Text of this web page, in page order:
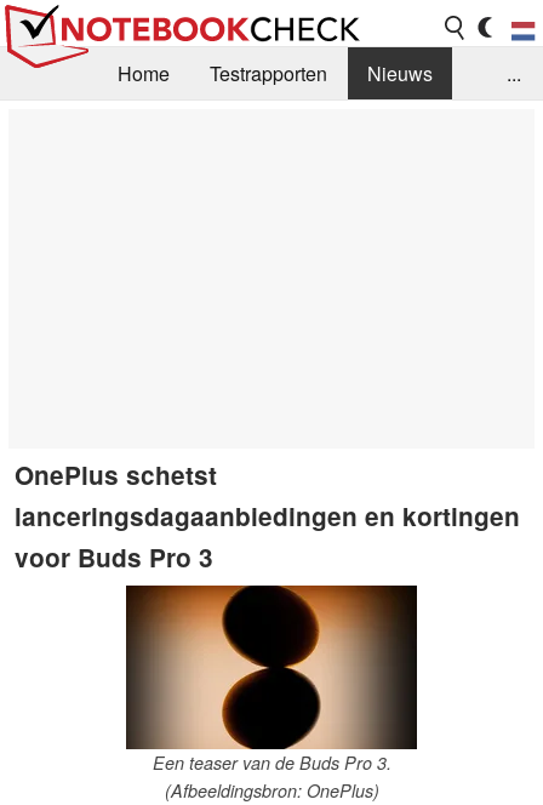
Home Testrapporten
Nieuws
...
OnePlus schetst
lanceringsdagaanbiedingen en kortingen
voor Buds Pro 3
Een teaser van de Buds Pro 3.
(Afbeeldingsbron: OnePlus)